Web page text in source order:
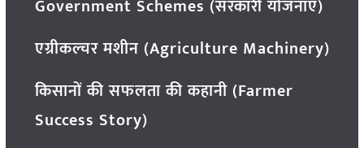
Government Schemes (सरकारी योजनाएं)
एग्रीकल्चर मशीन (Agriculture Machinery)
किसानों की सफलता की कहानी (Farmer
Success Story)